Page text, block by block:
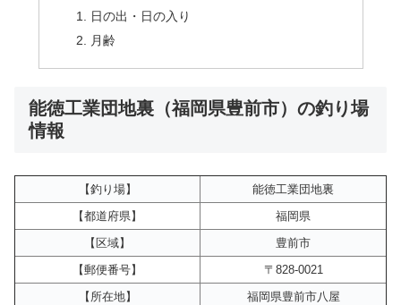
日の出・日の入り
月齢
能徳工業団地裏（福岡県豊前市）の釣り場
情報
【釣り場】
能徳工業団地裏
【都道府県】
福岡県
【区域】
豊前市
【郵便番号】
〒828-0021
【所在地】
福岡県豊前市八屋